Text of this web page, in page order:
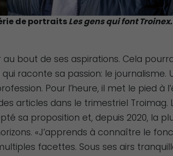
de portraitsLes gens qui font Troinex.
au bout de ses aspirations. Cela
qui raconte sa passion: le journalisme.
Pour l’heure, il met le pied à
articles dans le trimestriel Troimag.
sa proposition et, depuis 2020, la
«J’apprends à connaître le
facettes. Sous ses airs